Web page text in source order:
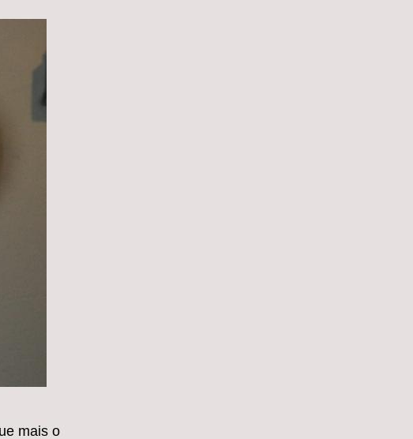
mais o